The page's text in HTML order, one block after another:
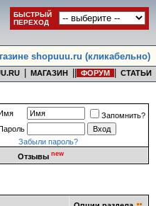
БЫСТРЫЙ
ПЕРЕХОД
shopuuu.ru (кликабельно)
МАГАЗИН ФОРУМ СТАТЬИ
Запомнить?
Забыли пароль?
Отзывы new